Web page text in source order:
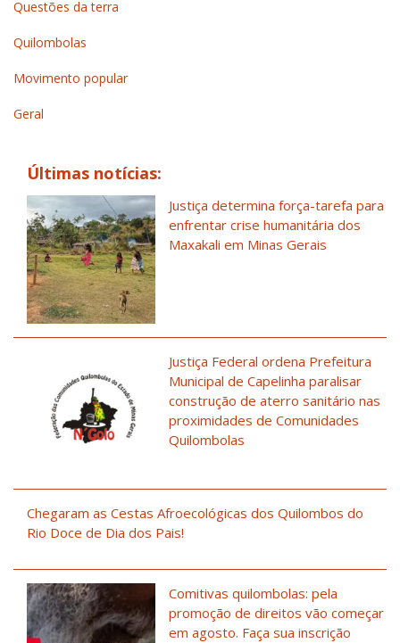
Questões da terra
Quilombolas
Movimento popular
Geral
Últimas notícias:
Justiça determina força-tarefa para
enfrentar crise humanitária dos
Maxakali em Minas Gerais
Justiça Federal ordena Prefeitura
Municipal de Capelinha paralisar
construção de aterro sanitário nas
proximidades de Comunidades
Quilombolas
Chegaram as Cestas Afroecológicas dos Quilombos do
Rio Doce de Dia dos Pais!
Comitivas quilombolas: pela
promoção de direitos vão começar
em agosto. Faça sua inscrição